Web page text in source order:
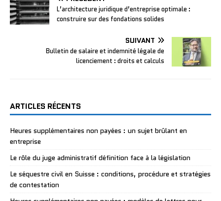
L’architecture juridique d’entreprise optimale :
construire sur des fondations solides
SUIVANT
Bulletin de salaire et indemnité légale de
licenciement : droits et calculs
ARTICLES RÉCENTS
Heures supplémentaires non payées : un sujet brûlant en
entreprise
Le rôle du juge administratif définition face à la législation
Le séquestre civil en Suisse : conditions, procédure et stratégies
de contestation